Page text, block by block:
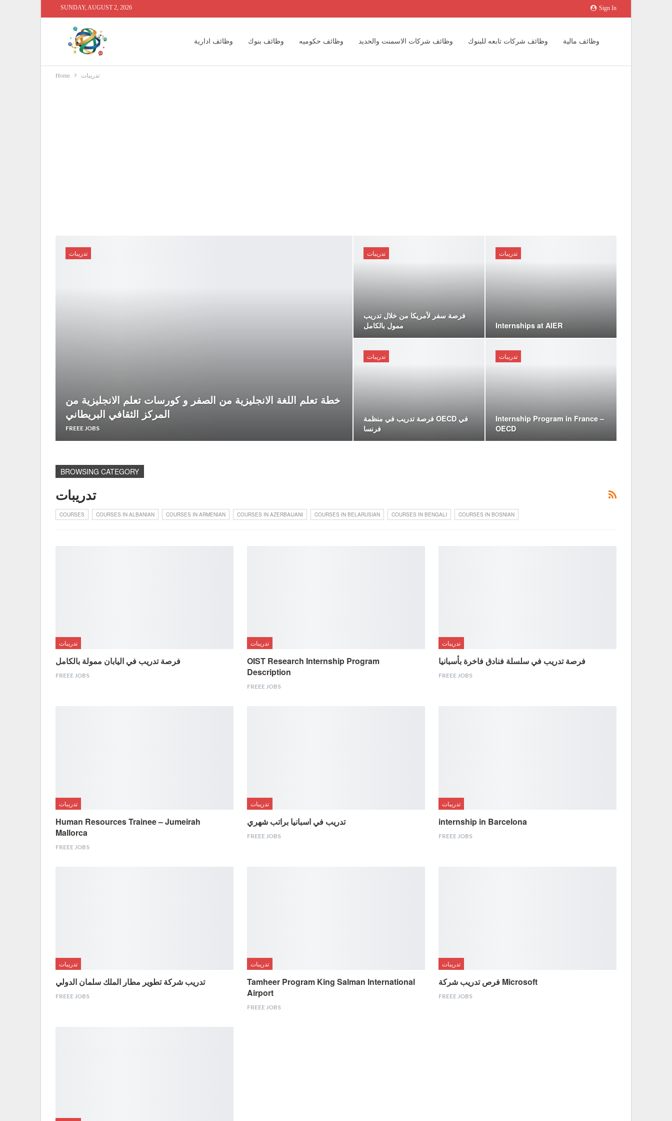
Sign In
SUNDAY, AUGUST 2, 2026
وظائف ادارية وظائف بنوك وظائف حكوميه وظائف شركات الاسمنت والحديد وظائف شركات تابعه للبنوك وظائف مالية
Home تدريبات
تدريبات
خطة تعلم اللغة الانجليزية من الصفر و كورسات تعلم الانجليزية من
المركز الثقافي البريطاني
FREEE JOBS
تدريبات
فرصة سفر لأمريكا من خلال تدريب
ممول بالكامل
تدريبات
Internships at AIER
تدريبات
فرصة تدريب في منظمة OECD في
فرنسا
تدريبات
Internship Program in France –
OECD
BROWSING CATEGORY
تدريبات
COURSES COURSES IN ALBANIAN COURSES IN ARMENIAN COURSES IN AZERBAIJANI COURSES IN BELARUSIAN COURSES IN BENGALI COURSES IN BOSNIAN
تدريبات
فرصة تدريب في اليابان ممولة بالكامل
FREEE JOBS
تدريبات
OIST Research Internship Program
Description
FREEE JOBS
تدريبات
فرصة تدريب في سلسلة فنادق فاخرة بأسبانيا
FREEE JOBS
تدريبات
Human Resources Trainee – Jumeirah
Mallorca
FREEE JOBS
تدريبات
تدريب في اسبانيا براتب شهري
FREEE JOBS
تدريبات
internship in Barcelona
FREEE JOBS
تدريبات
تدريب شركة تطوير مطار الملك سلمان الدولي
FREEE JOBS
تدريبات
Tamheer Program King Salman International
Airport
FREEE JOBS
تدريبات
فرص تدريب شركة Microsoft
FREEE JOBS